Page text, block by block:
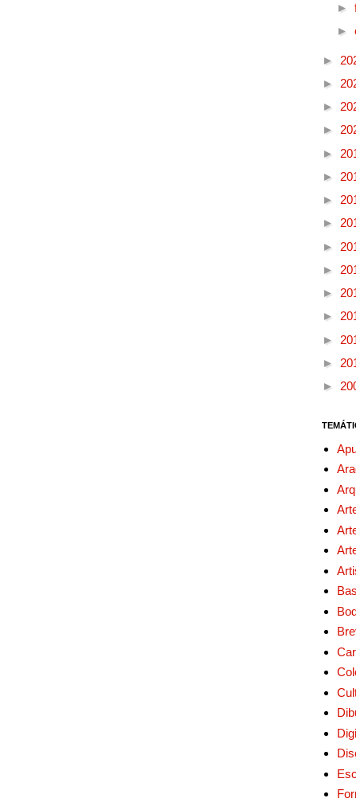
►
►
►
►
►
►
►
►
►
►
►
►
►
►
►
►
►